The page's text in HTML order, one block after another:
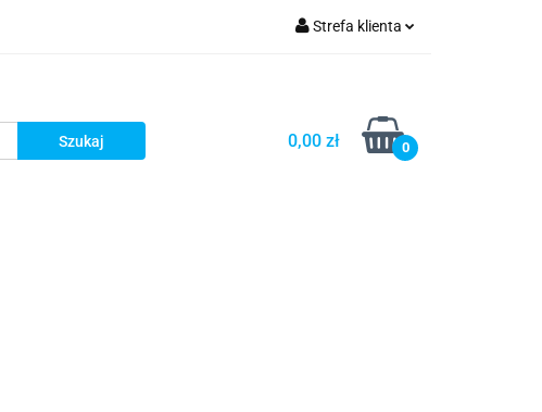
Strefa klienta
Zarejestruj się
Dodaj zgłoszenie
0,00 zł 0